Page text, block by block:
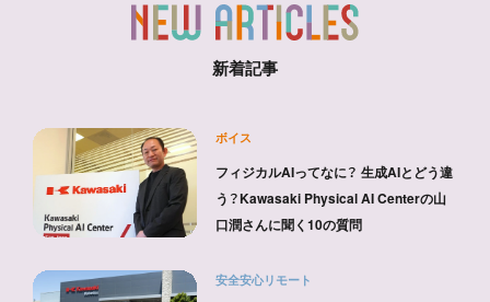
新着記事
ボイス
フィジカルAIってなに？ 生成AIとどう違
う？Kawasaki Physical AI Centerの山
口潤さんに聞く10の質問
安全安心リモート